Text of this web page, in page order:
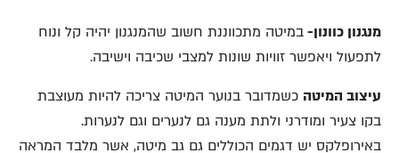
מנגנון כוונון-במיטה מתכווננת חשוב שהמנגנון יהיה קל ונוח
לתפעול ויאפשר זוויות שונות למצבי שכיבה וישיבה.
עיצוב המיטה כשמדובר בנוער המיטה צריכה להיות מעוצבת
בקו צעיר ומודרני ולתת מענה גם לנערים וגם לנערות.
באירופלקס יש דגמים הכוללים גם גב מיטה, אשר מלבד המראה